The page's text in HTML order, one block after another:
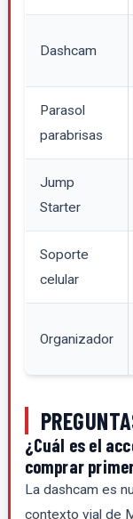
Dashcam
Parasol
parabrisas
Jump
Starter
Soporte
celular
Organizador
¿Cuál es el
comprar
La dashcam es
contexto vial de